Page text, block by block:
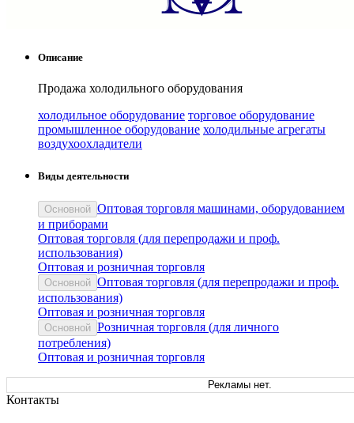
Описание
Продажа холодильного оборудования
холодильное оборудование торговое оборудование
промышленное оборудование холодильные агрегаты
воздухоохладители
Виды деятельности
Основной Оптовая торговля машинами, оборудованием
и приборами
Оптовая торговля (для перепродажи и проф.
использования)
Оптовая и розничная торговля
Основной Оптовая торговля (для перепродажи и проф.
использования)
Оптовая и розничная торговля
Основной Розничная торговля (для личного
потребления)
Оптовая и розничная торговля
Рекламы нет.
Контакты